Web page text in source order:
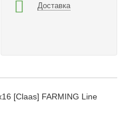
Доставка
[Claas] FARMING Line